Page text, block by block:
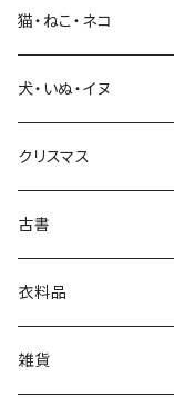
生活・暮らし
芸術・絵画・写真
絵本・児童書
娯楽・エンターテインメント
猫・ねこ・ネコ
犬・いぬ・イヌ
クリスマス
古書
古書セット
美術
衣料品
POLEWARDS
雑貨